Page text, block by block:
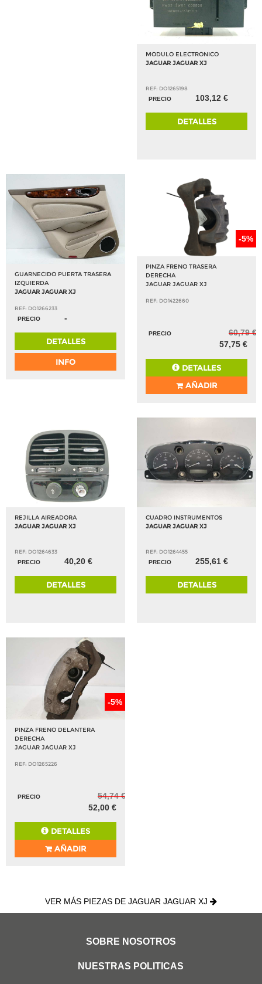
MODULO ELECTRONICO
JAGUAR JAGUAR XJ
REF: DO1265198
PRECIO
103,12 €
DETALLES
GUARNECIDO PUERTA TRASERA
IZQUIERDA
JAGUAR JAGUAR XJ
REF: DO1266233
PRECIO
-
DETALLES
INFO
-5%
PINZA FRENO TRASERA
DERECHA
JAGUAR JAGUAR XJ
REF: DO1422660
PRECIO
60,79 €
57,75 €
DETALLES
AÑADIR
REJILLA AIREADORA
JAGUAR JAGUAR XJ
REF: DO1264633
PRECIO
40,20 €
DETALLES
CUADRO INSTRUMENTOS
JAGUAR JAGUAR XJ
REF: DO1264455
PRECIO
255,61 €
DETALLES
-5%
PINZA FRENO DELANTERA
DERECHA
JAGUAR JAGUAR XJ
REF: DO1265226
PRECIO
54,74 €
52,00 €
DETALLES
AÑADIR
VER MÁS PIEZAS DE JAGUAR JAGUAR XJ
SOBRE NOSOTROS
NUESTRAS POLITICAS